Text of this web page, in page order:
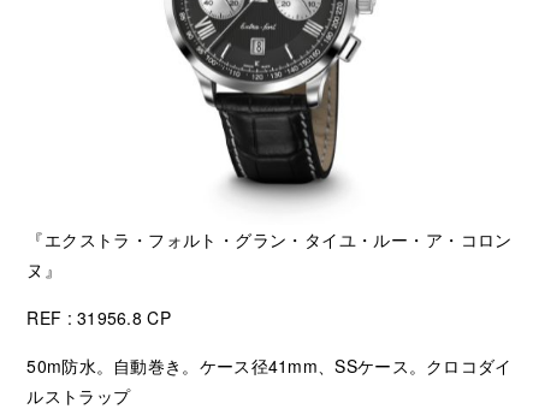
『エクストラ・フォルト・グラン・タイユ・ルー・ア・コロン
ヌ』
REF : 31956.8 CP
50m防水。自動巻き。ケース径41mm、SSケース。クロコダイ
ルストラップ